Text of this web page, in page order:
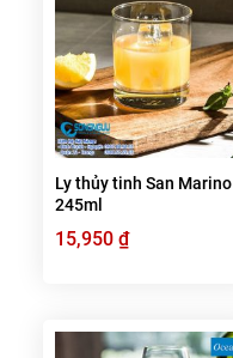
Ly thủy tinh San Marino
245ml
15,950 ₫